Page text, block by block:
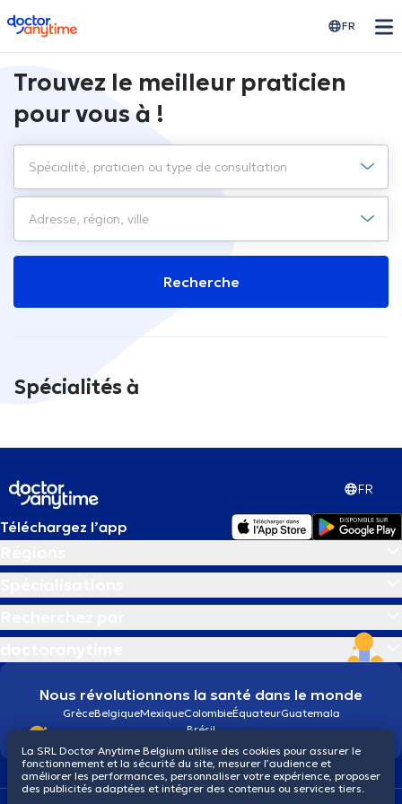
doctoranytime FR
Trouvez le meilleur praticien
pour vous à !
Recherche
Spécialités à
FR
Téléchargez l’app
Nous révolutionnons la santé dans le monde
GrèceBelgiqueMexiqueColombieÉquateurGuatemala
Brésil
La SRL Doctor Anytime Belgium utilise des cookies pour assurer le
fonctionnement et la sécurité du site, mesurer l’audience et
améliorer les performances, personnaliser votre expérience, proposer
des publicités adaptées et intégrer des contenus ou services tiers.